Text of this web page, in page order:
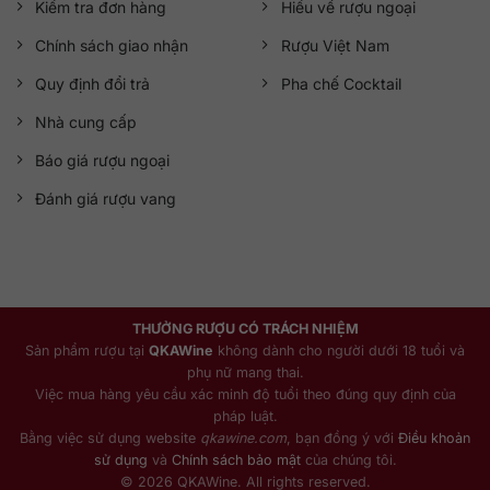
mang đến các sản phẩm chính hãng, chất lượng vượt trội,
chuyên nghiệp.
Đội ngũ chuyên viên luôn sẵn sàng hỗ trợ, tư vấn nhiệt tình,
giúp Quý khách hàng tìm ra những chai rượu phù hợp nhất
nữa, QKAWinethường xuyên tổ chức chương trình khuyến
mãi cực lớn, mang đến những cơ hội khám phá và trải
Showroom: 12A – TT02, HDMon City, Nam Từ Liêm, Hà
Nội
Zalo/ Hotline:0363.909.636
Fanpage: facebook.com/qkawine
Kiểm tra đơn hàng
Chính sách giao nhận
Quy định đổi trả
Nhà cung cấp
Báo giá rượu ngoại
Đánh giá rượu vang
Hiểu về rượu ngoại
Rượu Việt Nam
Pha chế Cocktail
THƯỞNG RƯỢU CÓ TRÁCH NHIỆM
Sản phẩm rượu tại QKAWine không dành cho người dưới 18 tuổi và
phụ nữ mang thai.
Việc mua hàng yêu cầu xác minh độ tuổi theo đúng quy định của
pháp luật.
Bằng việc sử dụng website qkawine.com , bạn đồng ý với Điều khoản
sử dụng và Chính sách bảo mậtcủa chúng tôi.
© 2026 QKAWine. All rights reserved.